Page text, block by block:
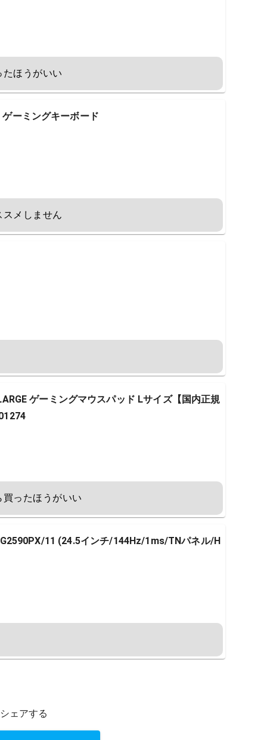
ほうがいい
ーミングキーボード
メしません
ゲーミングマウスパッド Lサイズ【国内正規
ったほうがいい
11 (24.5インチ/144Hz/1ms/TNパネル/H
ェアする